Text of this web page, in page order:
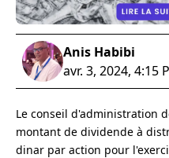
Anis Habibi
avr. 3, 2024, 4:15
Le conseil d'administration
montant de dividende à
dinar par action pour